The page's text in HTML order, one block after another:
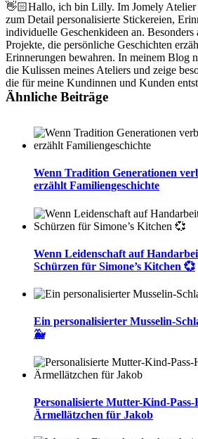
👋🏻Hallo, ich bin Lilly. Im Jomely
zum Detail personalisierte Stickereien,
individuelle Geschenkideen an.
Projekte, die persönliche Geschichten
Erinnerungen bewahren. In meinem Blog
die Kulissen meines Ateliers und zeige
die für meine Kundinnen und Kunden
Ähnliche Beiträge
Wenn Tradition Generationen
erzählt Familiengeschichte
Wenn Leidenschaft auf
Schürzen für Simone’s Kitchen 💞
Ein personalisierter Musselin-
🐳
Personalisierte Mutter-Kind-
Ärmellätzchen für Jakob